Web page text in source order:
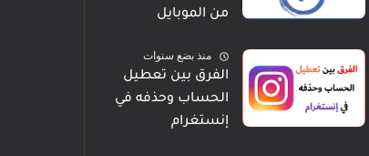
من الموبايل
منذ بضع سنوات
الفرق بين تعطيل
الحساب وحذفه في
إنستغرام